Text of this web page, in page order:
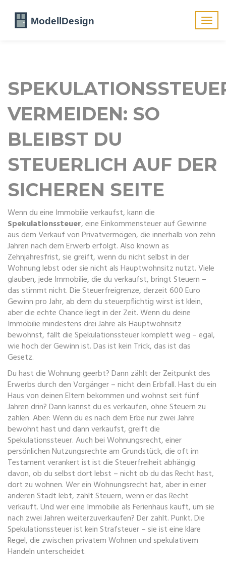
VERMEIDEN: SO
BLEIBST DU
STEUERLICH AUF DER
SICHEREN SEITE
Wenn du eine Immobilie verkaufst, kann die
Spekulationssteuer,eine Einkommensteuer auf Gewinne
aus dem Verkauf von Privatvermögen, die innerhalb von zehn
Jahren nach dem Erwerb erfolgt. Also known as
Zehnjahresfrist, sie greift, wenn du nicht selbst in der
Wohnung lebst oder sie nicht als Hauptwohnsitz nutzt.Viele
glauben, jede Immobilie, die du verkaufst, bringt Steuern –
das stimmt nicht. DieSteuerfreigrenze, derzeit 600 Euro
Gewinn pro Jahr, ab dem du steuerpflichtig wirstist klein,
aber die echte Chance liegt in der Zeit. Wenn du deine
Immobilie mindestens drei Jahre als Hauptwohnsitz
bewohnst, fällt die Spekulationssteuer komplett weg – egal,
wie hoch der Gewinn ist. Das ist kein Trick, das ist das
Gesetz.
Du hast die Wohnung geerbt? Dann zählt der Zeitpunkt des
Erwerbs durch den Vorgänger – nicht dein Erbfall. Hast du ein
Haus von deinen Eltern bekommen und wohnst seit fünf
Jahren drin? Dann kannst du es verkaufen, ohne Steuern zu
zahlen. Aber: Wenn du es nach dem Erbe nur zwei Jahre
bewohnt hast und dann verkaufst, greift die
Spekulationssteuer. Auch beiWohnungsrecht,einer
persönlichen Nutzungsrechte am Grundstück, die oft im
Testament verankert istist die Steuerfreiheit abhängig
davon, ob du selbst dort lebst – nicht ob du das Recht hast,
dort zu wohnen. Wer ein Wohnungsrecht hat, aber in einer
anderen Stadt lebt, zahlt Steuern, wenn er das Recht
verkauft. Und wer eine Immobilie als Ferienhaus kauft, um sie
nach zwei Jahren weiterzuverkaufen? Der zahlt. Punkt. Die
Spekulationssteuer ist kein Strafsteuer – sie ist eine klare
Regel, die zwischen privatem Wohnen und spekulativem
Handeln unterscheidet.